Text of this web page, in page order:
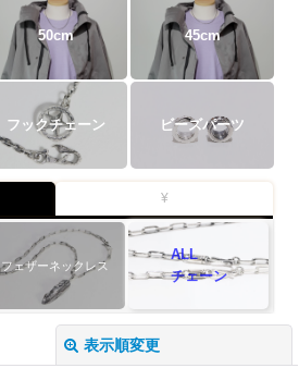
50cm 45cm
フックチェーン ビーズパーツ
¥
フェザーネックレス
ALL
チェーン
表示順変更